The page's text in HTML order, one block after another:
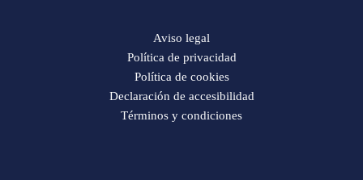
Aviso legal
Política de privacidad
Política de cookies
Declaración de accesibilidad
Términos y condiciones